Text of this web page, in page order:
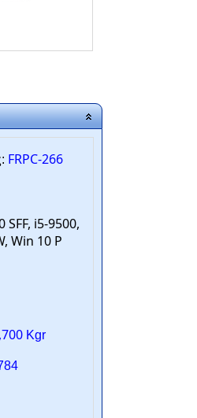
FRPC-266
SFF, i5-9500,
Win 10 P
Kgr